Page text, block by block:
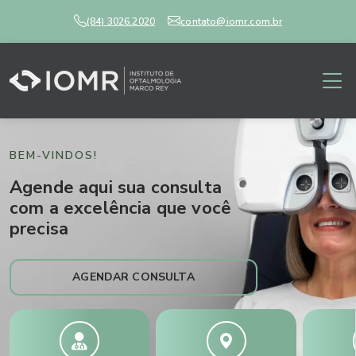
(84) 3026.2020 contato@iomr.com.br
BEM-VINDOS!
Agende aqui sua consulta
com a excelência que você
precisa
AGENDAR CONSULTA